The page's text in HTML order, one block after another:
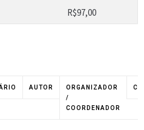
R$97,00
AUTOR
ORGANIZADOR
/
COORDENADOR